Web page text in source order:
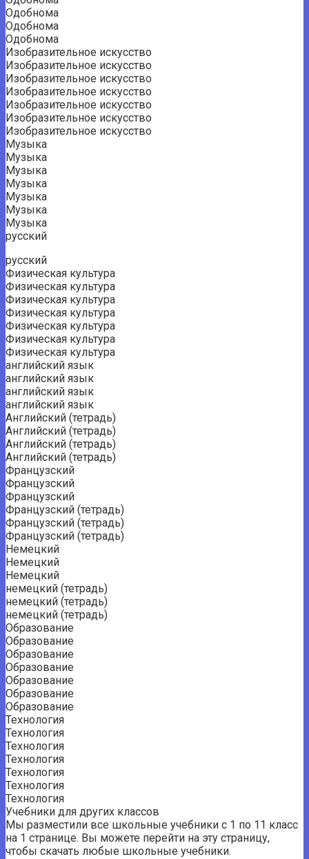
Одобнома
Одобнома
Одобнома
Изобразительное искусство
Изобразительное искусство
Изобразительное искусство
Изобразительное искусство
Изобразительное искусство
Изобразительное искусство
Изобразительное искусство
Музыка
Музыка
Музыка
Музыка
Музыка
Музыка
Музыка
русский
русский
Физическая культура
Физическая культура
Физическая культура
Физическая культура
Физическая культура
Физическая культура
Физическая культура
английский язык
английский язык
английский язык
английский язык
Английский (тетрадь)
Английский (тетрадь)
Английский (тетрадь)
Английский (тетрадь)
Французский
Французский
Французский
Французский (тетрадь)
Французский (тетрадь)
Французский (тетрадь)
Немецкий
Немецкий
Немецкий
немецкий (тетрадь)
немецкий (тетрадь)
немецкий (тетрадь)
Образование
Образование
Образование
Образование
Образование
Образование
Образование
Технология
Технология
Технология
Технология
Технология
Технология
Технология
Учебники для других классов
Мы разместили все школьные учебники с 1 по 11 класс
на 1 странице. Вы можете перейти на эту страницу,
чтобы скачать любые школьные учебники.